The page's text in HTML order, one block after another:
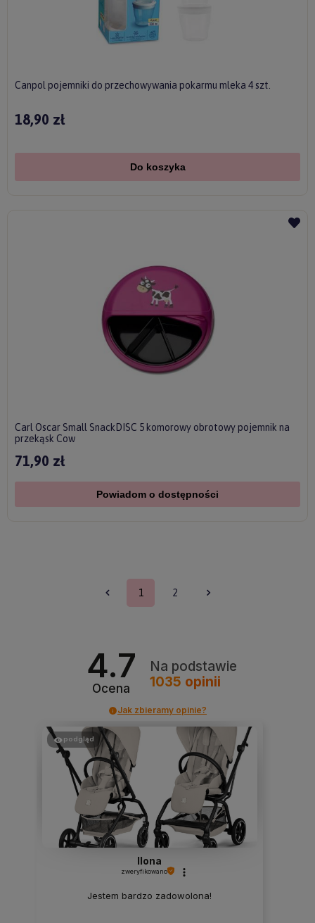
Canpol pojemniki do przechowywania pokarmu mleka 4 szt.
18,90 zł
Do koszyka
Carl Oscar Small SnackDISC 5 komorowy obrotowy pojemnik na
przekąsk Cow
71,90 zł
Powiadom o dostępności
1 2
4.7
Ocena
Na podstawie
1035 opinii
Jak zbieramy opinie?
podgląd
Ilona
zweryfikowano
Jestem bardzo zadowolona!